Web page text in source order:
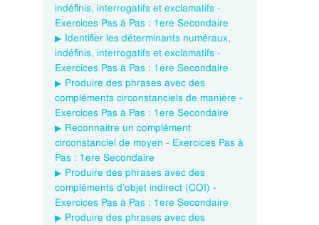
indéfinis, interrogatifs et exclamatifs -
Exercices Pas à Pas : 1ere Secondaire
Identifier les déterminants numéraux,
indéfinis, interrogatifs et exclamatifs -
Exercices Pas à Pas : 1ere Secondaire
Produire des phrases avec des
compléments circonstanciels de manière -
Exercices Pas à Pas : 1ere Secondaire
Reconnaitre un complément
circonstanciel de moyen - Exercices Pas à
Pas : 1ere Secondaire
Produire des phrases avec des
compléments d’objet indirect (COI) -
Exercices Pas à Pas : 1ere Secondaire
Produire des phrases avec des